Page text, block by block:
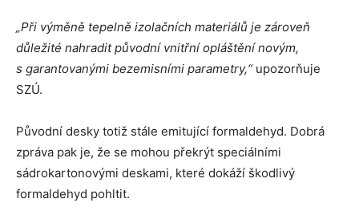
„Při výměně tepelně izolačních materiálů je zároveň
důležité nahradit původní vnitřní opláštění novým,
s garantovanými bezemisními parametry,“ upozorňuje
SZÚ.
Původní desky totiž stále emitující formaldehyd. Dobrá
zpráva pak je, že se mohou překrýt speciálními
sádrokartonovými deskami, které dokáží škodlivý
formaldehyd pohltit.